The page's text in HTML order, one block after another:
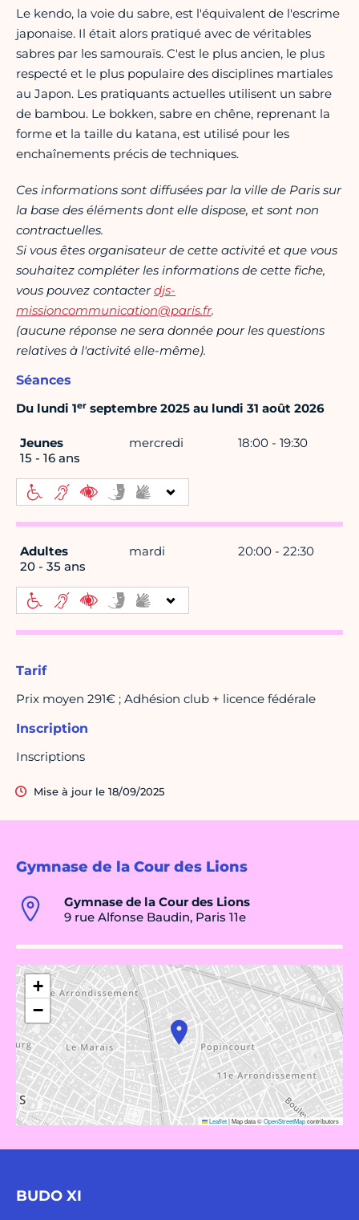
Gymnase de la Cour des Lions
Gymnase de la Cour des Lions
9 rue Alfonse Baudin, Paris 11e
+
−
Leaflet|Map data ©OpenStreetMapcontributors
BUDO XI
Le kendo, la voie du sabre, est l'équivalent de l'escrime
japonaise. Il était alors pratiqué avec de véritables
sabres par les samouraïs. C'est le plus ancien, le plus
respecté et le plus populaire des disciplines martiales
au Japon. Les pratiquants actuelles utilisent un sabre
de bambou. Le bokken, sabre en chêne, reprenant la
forme et la taille du katana, est utilisé pour les
enchaînements précis de techniques.
Ces informations sont diffusées par la ville de Paris sur
la base des éléments dont elle dispose, et sont non
contractuelles.
Si vous êtes organisateur de cette activité et que vous
souhaitez compléter les informations de cette fiche,
vous pouvez contacterdjs-
missioncommunication@paris.fr.
(aucune réponse ne sera donnée pour les questions
relatives à l'activité elle-même).
Séances
Du lundi 1er septembre 2025 au lundi 31 août 2026
Jeunes
15 - 16 ans
mercredi 18:00 - 19:30
Adultes
20 - 35 ans
mardi 20:00 - 22:30
Tarif
Prix moyen 291€ ; Adhésion club + licence fédérale
Inscription
Inscriptions
Mise à jour le 18/09/2025